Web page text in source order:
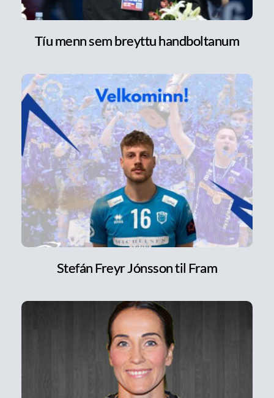
Tíu menn sem breyttu handboltanum
Stefán Freyr Jónsson til Fram